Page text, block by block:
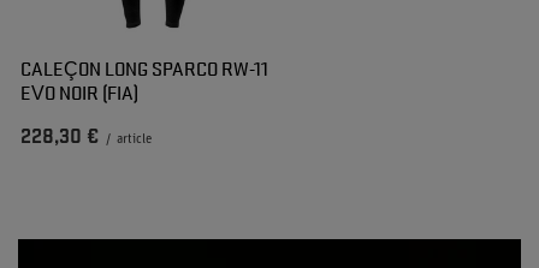
CALEÇON LONG SPARCO RW-11
EVO NOIR (FIA)
228,30 € / article